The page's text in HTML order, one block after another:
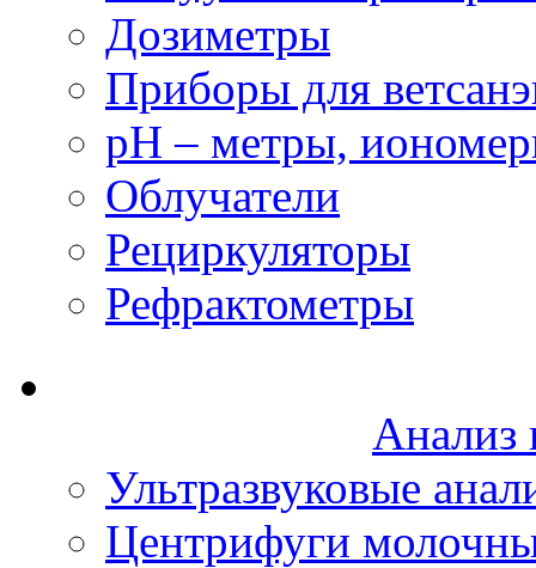
Дозиметры
Приборы для
рН – метры,
Облучатели
Рециркуляторы
Рефрактометры
Анализ
Ультразвуковые
Центрифуги